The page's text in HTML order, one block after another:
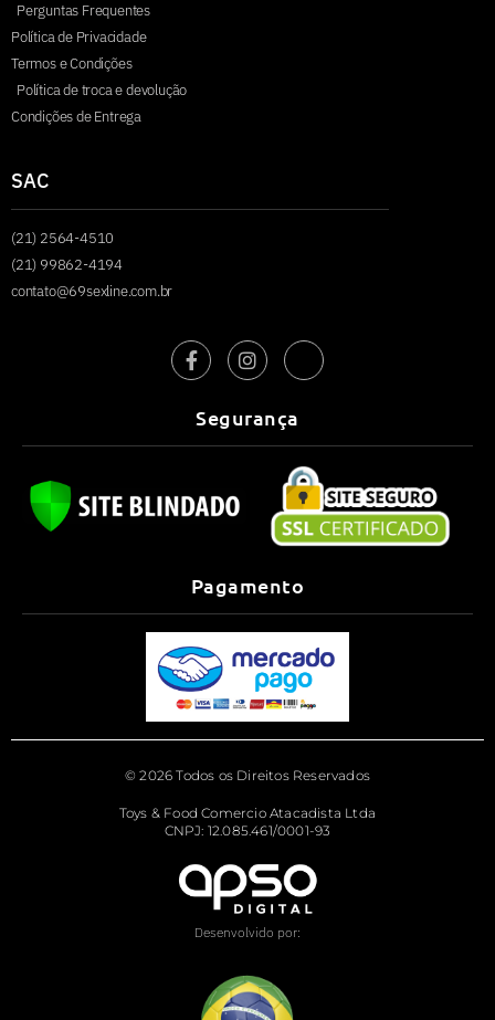
Perguntas Frequentes
Política de Privacidade
Termos e Condições
Política de troca e devolução
Condições de Entrega
SAC
(21) 2564-4510
(21) 99862-4194
contato@69sexline.com.br
Segurança
Pagamento
© 2026 Todos os Direitos Reservados
Toys & Food Comercio Atacadista Ltda
CNPJ: 12.085.461/0001-93
Desenvolvido por: